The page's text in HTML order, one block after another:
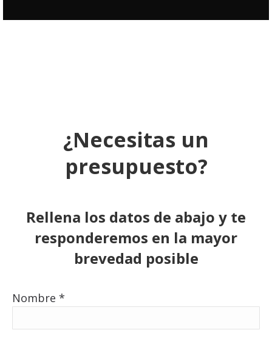
¿Necesitas un
presupuesto?
Rellena los datos de abajo y te
responderemos en la mayor
brevedad posible
Nombre *